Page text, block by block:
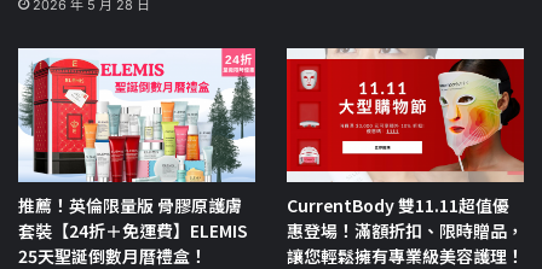
2026 年 5 月 28 日
推薦！英倫限量版 骨膠原護膚
套裝【24折＋免運費】ELEMIS
25天聖誕倒數月曆禮盒！
CurrentBody 雙11.11超值優
惠登場！滿額折扣、限時贈品，
讓您輕鬆擁有專業級美容護理！